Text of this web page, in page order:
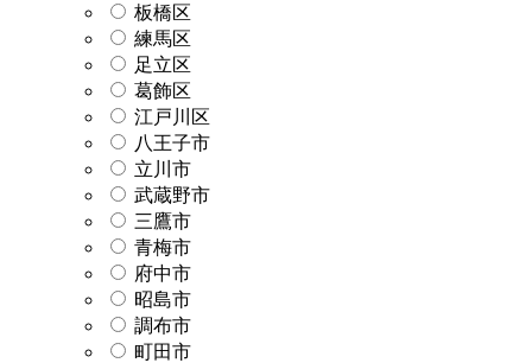
板橋区
練馬区
足立区
葛飾区
江戸川区
八王子市
立川市
武蔵野市
三鷹市
青梅市
府中市
昭島市
調布市
町田市